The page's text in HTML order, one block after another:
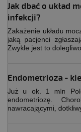
Jak dbać o układ
infekcji?
Zakażenie układu
jaką pacjenci
Zwykle jest to
Endometrioza -
Już u ok. 1 mln
endometriozę.
nawracającymi,